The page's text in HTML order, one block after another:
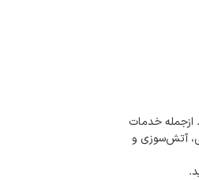
ازجمله خدمات
آتش‌سوزی و